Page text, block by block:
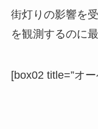
街灯りの影響を
を観測するのに
[box02 title=”オ